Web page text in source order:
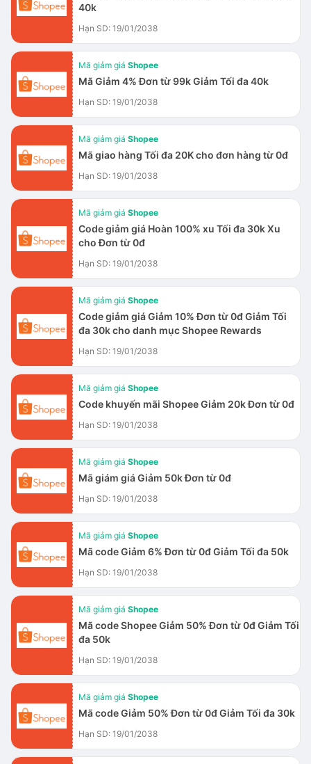
40k
Hạn SD: 19/01/2038
Mã giảm giá Shopee
Mã Giảm 4% Đơn từ 99k Giảm Tối đa 40k
Hạn SD: 19/01/2038
Mã giảm giá Shopee
Mã giao hàng Tối đa 20K cho đơn hàng từ 0đ
Hạn SD: 19/01/2038
Mã giảm giá Shopee
Code giảm giá Hoàn 100% xu Tối đa 30k Xu
cho Đơn từ 0đ
Hạn SD: 19/01/2038
Mã giảm giá Shopee
Code giảm giá Giảm 10% Đơn từ 0đ Giảm Tối
đa 30k cho danh mục Shopee Rewards
Hạn SD: 19/01/2038
Mã giảm giá Shopee
Code khuyến mãi Shopee Giảm 20k Đơn từ 0đ
Hạn SD: 19/01/2038
Mã giảm giá Shopee
Mã giám giá Giảm 50k Đơn từ 0đ
Hạn SD: 19/01/2038
Mã giảm giá Shopee
Mã code Giảm 6% Đơn từ 0đ Giảm Tối đa 50k
Hạn SD: 19/01/2038
Mã giảm giá Shopee
Mã code Shopee Giảm 50% Đơn từ 0đ Giảm Tối
đa 50k
Hạn SD: 19/01/2038
Mã giảm giá Shopee
Mã code Giảm 50% Đơn từ 0đ Giảm Tối đa 30k
Hạn SD: 19/01/2038